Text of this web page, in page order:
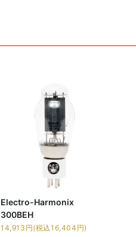
Electro-Harmonix
300BEH
14,913円(税込16,404円)